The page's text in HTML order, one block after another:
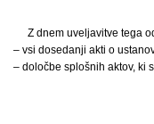
Z dnem uveljavitve tega
– vsi dosedanji akti o
– določbe splošnih aktov, ki